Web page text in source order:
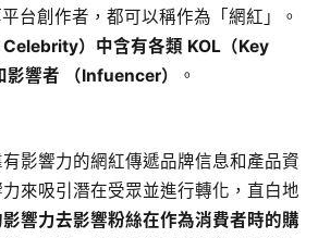
台創作者，都可以稱作為「網紅」。
）中含有各類 KOL（Key
響者 （Infuencer）
。
影響力的網紅傳遞品牌信息和產品資
來吸引潛在受眾並進行轉化，直白地
響力去影響粉絲在作為消費者時的購